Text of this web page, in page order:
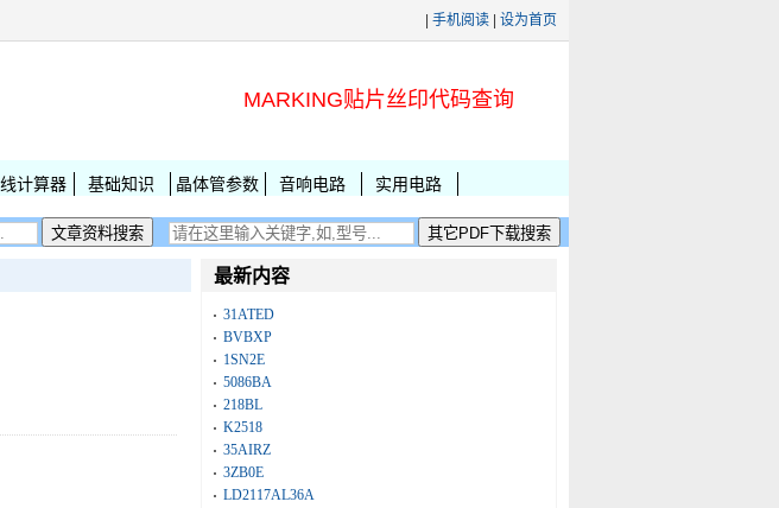
手机阅读 设为首页
MARKING贴片丝印代码查询
计算器 基础知识 晶体管参数 音响电路 实用电路
最新内容
31ATED
BVBXP
1SN2E
5086BA
218BL
K2518
35AIRZ
3ZB0E
LD2117AL36A